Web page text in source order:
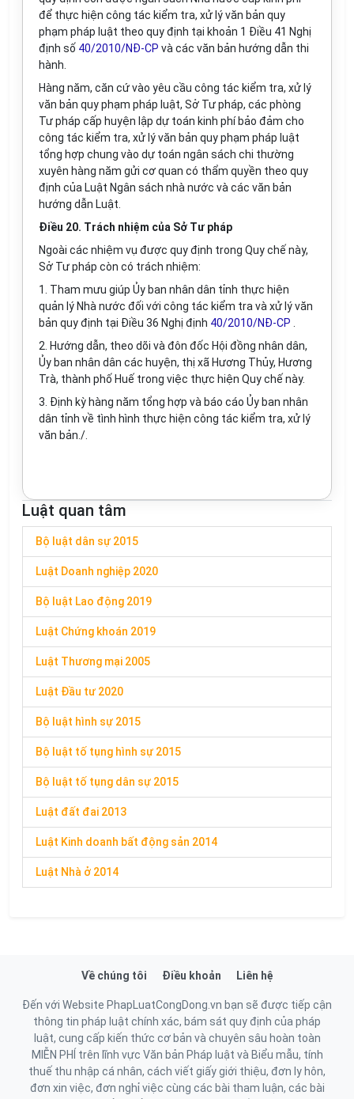
để thực hiện công tác kiểm tra, xử lý văn bản quy
phạm pháp luật theo quy định tại khoản 1 Điều 41 Nghị
định số 40/2010/NĐ-CP và các văn bản hướng dẫn thi
hành.
Hàng năm, căn cứ vào yêu cầu công tác kiểm tra, xử lý
văn bản quy phạm pháp luật, Sở Tư pháp, các phòng
Tư pháp cấp huyện lập dự toán kinh phí bảo đảm cho
công tác kiểm tra, xử lý văn bản quy phạm pháp luật
tổng hợp chung vào dự toán ngân sách chi thường
xuyên hàng năm gửi cơ quan có thẩm quyền theo quy
định của Luật Ngân sách nhà nước và các văn bản
hướng dẫn Luật.
Điều 20. Trách nhiệm của Sở Tư pháp
Ngoài các nhiệm vụ được quy định trong Quy chế này,
Sở Tư pháp còn có trách nhiệm:
1. Tham mưu giúp Ủy ban nhân dân tỉnh thực hiện
quản lý Nhà nước đối với công tác kiểm tra và xử lý văn
bản quy định tại Điều 36 Nghị định 40/2010/NĐ-CP
2. Hướng dẫn, theo dõi và đôn đốc Hội đồng nhân dân,
Ủy ban nhân dân các huyện, thị xã Hương Thủy, Hương
Trà, thành phố Huế trong việc thực hiện Quy chế này.
3. Định kỳ hàng năm tổng hợp và báo cáo Ủy ban nhân
dân tỉnh về tình hình thực hiện công tác kiểm tra, xử lý
văn bản./.
Luật quan tâm
Bộ luật dân sự 2015
Luật Doanh nghiệp 2020
Bộ luật Lao động 2019
Luật Chứng khoán 2019
Luật Thương mại 2005
Luật Đầu tư 2020
Bộ luật hình sự 2015
Bộ luật tố tụng hình sự 2015
Bộ luật tố tụng dân sự 2015
Luật đất đai 2013
Luật Kinh doanh bất động sản 2014
Luật Nhà ở 2014
Về chúng tôi Điều khoản Liên hệ
Đến với Website PhapLuatCongDong.vn bạn sẽ được tiếp cận
thông tin pháp luật chính xác, bám sát quy định của pháp
luật, cung cấp kiến thức cơ bản và chuyên sâu hoàn toàn
MIỄN PHÍ trên lĩnh vực Văn bản Pháp luật và Biểu mẫu, tính
thuế thu nhập cá nhân, cách viết giấy giới thiệu, đơn ly hôn,
đơn xin việc, đơn nghỉ việc cùng các bài tham luận, các bài